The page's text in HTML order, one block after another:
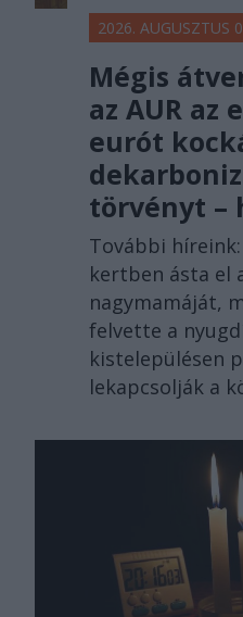
2026. AUGUSZTUS
Mégis
az AUR az
eurót
törvényt –
További
kertben ásta el
nagymamáját,
felvette a
kistelepülésen
lekapcsolják a